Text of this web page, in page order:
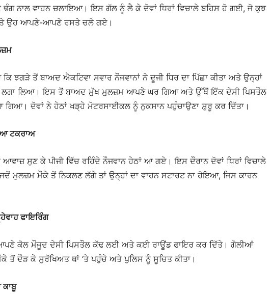
ਨਾਲ ਵਾਹਨ ਚਲਾਇਆ। ਇਸ ਗੱਲ ਨੂੰ ਲੈ ਕੇ ਦੋਵਾਂ ਧਿਰਾਂ ਵਿਚਾਲੇ ਬਹਿਸ ਹੋ ਗਈ, ਜੋ ਕੁਝ
ਉਹ ਆਪਣੇ-ਆਪਣੇ ਰਸਤੇ ਚਲੇ ਗਏ।
ਝਗੜੇ ਤੋਂ ਬਾਅਦ ਐਕਟਿਵਾ ਸਵਾਰ ਨੌਜਵਾਨਾਂ ਨੇ ਦੂਜੀ ਧਿਰ ਦਾ ਪਿੱਛਾ ਕੀਤਾ ਅਤੇ ਉਨ੍ਹਾਂ
ਲਗਾ ਲਿਆ। ਇਸ ਤੋਂ ਬਾਅਦ ਮੁੱਖ ਮੁਲਜ਼ਮ ਆਪਣੇ ਘਰ ਗਿਆ ਅਤੇ ਉੱਥੋਂ ਇੱਕ ਦੇਸੀ ਪਿਸਤੌਲ
ਗਿਆ। ਦੋਵਾਂ ਨੇ ਹੇਠਾਂ ਖੜ੍ਹੇ ਮੋਟਰਸਾਈਕਲ ਨੂੰ ਨੁਕਸਾਨ ਪਹੁੰਚਾਉਣਾ ਸ਼ੁਰੂ ਕਰ ਦਿੱਤਾ।
ਟਕਰਾਅ
ਸੁਣ ਕੇ ਪੀਜੀ ਵਿੱਚ ਰਹਿੰਦੇ ਨੌਜਵਾਨ ਹੇਠਾਂ ਆ ਗਏ। ਇਸ ਦੌਰਾਨ ਦੋਵਾਂ ਧਿਰਾਂ ਵਿਚਾਲੇ
ਮੁਲਜ਼ਮ ਮੌਕੇ ਤੋਂ ਨਿਕਲਣ ਲੱਗੇ ਤਾਂ ਉਨ੍ਹਾਂ ਦਾ ਵਾਹਨ ਸਟਾਰਟ ਨਾ ਹੋਇਆ, ਜਿਸ ਕਾਰਨ
ਫਾਇਰਿੰਗ
ਕੋਲ ਮੌਜੂਦ ਦੇਸੀ ਪਿਸਤੌਲ ਕੱਢ ਲਈ ਅਤੇ ਕਈ ਰਾਊਂਡ ਫਾਇਰ ਕਰ ਦਿੱਤੇ। ਗੋਲੀਆਂ
ਤੋਂ ਦੌੜ ਕੇ ਸੁਰੱਖਿਅਤ ਥਾਂ ‘ਤੇ ਪਹੁੰਚੇ ਅਤੇ ਪੁਲਿਸ ਨੂੰ ਸੂਚਿਤ ਕੀਤਾ।
ਕਾਬੂ